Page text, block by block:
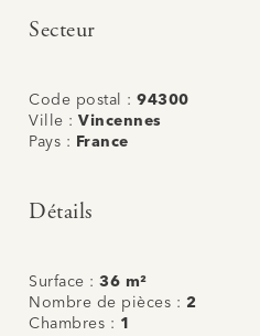
Secteur
Code postal :94300
Ville :Vincennes
Pays :
France
Détails
Surface :36 m²
Nombre de pièces : 2
Chambres : 1